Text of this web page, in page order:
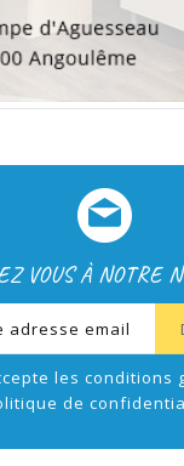
VOUS À NOTRE
les conditions
de